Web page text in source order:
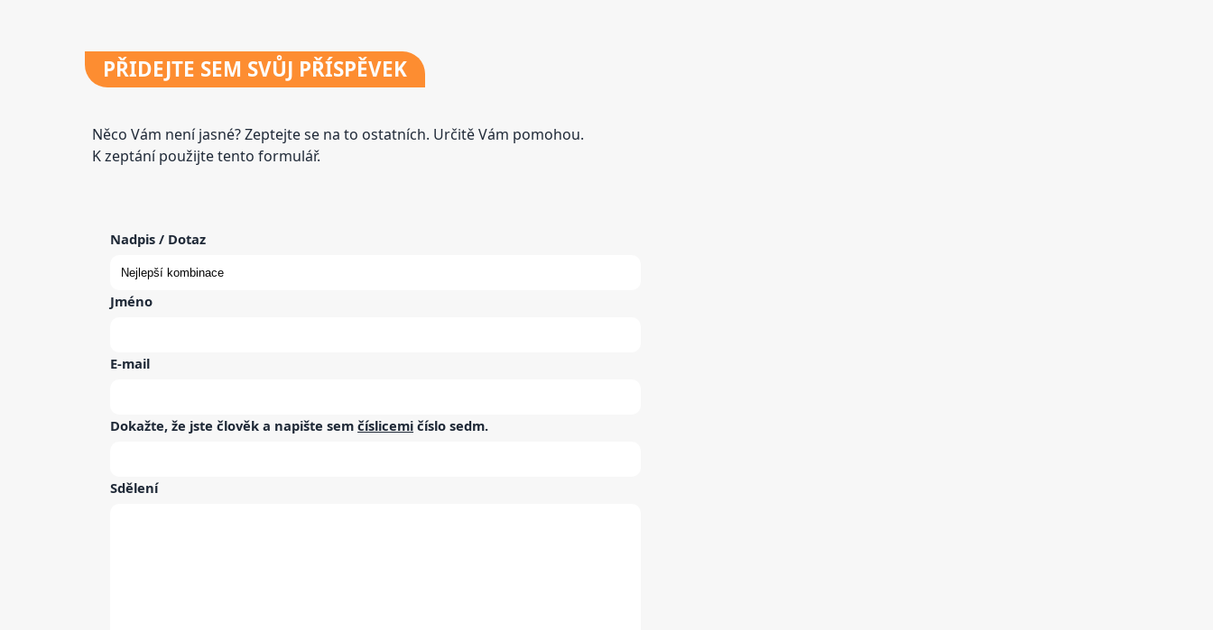
PŘIDEJTE SEM SVŮJ PŘÍSPĚVEK
Něco Vám není jasné? Zeptejte se na to ostatních. Určitě Vám pomohou.
K zeptání použijte tento formulář.
Nadpis / Dotaz
Jméno
E-mail
Dokažte, že jste člověk a napište semčíslicemi číslosedm.
Sdělení